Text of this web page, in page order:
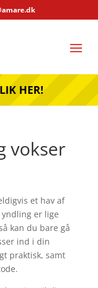
HER!
vokser
et hav af
er lige
kan du bare gå
ind i din
praktisk, samt